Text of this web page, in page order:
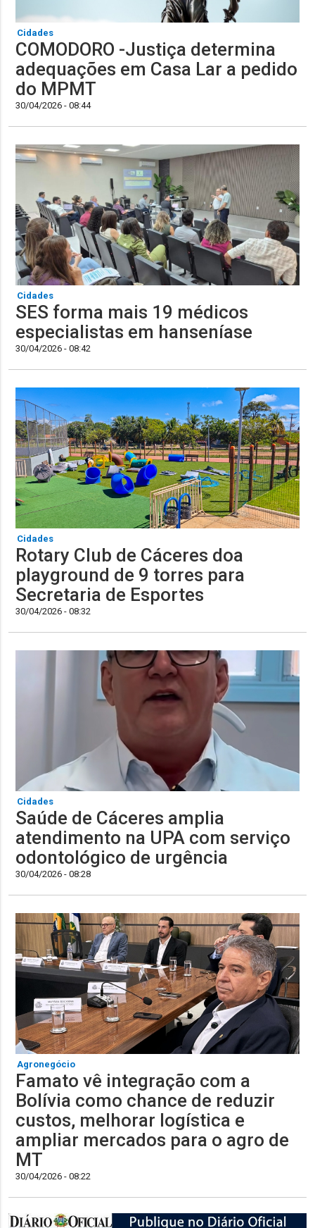
Cidades
COMODORO -Justiça determina
adequações em Casa Lar a pedido
do MPMT
30/04/2026 - 08:44
Cidades
SES forma mais 19 médicos
especialistas em hanseníase
30/04/2026 - 08:42
Cidades
Rotary Club de Cáceres doa
playground de 9 torres para
Secretaria de Esportes
30/04/2026 - 08:32
Cidades
Saúde de Cáceres amplia
atendimento na UPA com serviço
odontológico de urgência
30/04/2026 - 08:28
Agronegócio
Famato vê integração com a
Bolívia como chance de reduzir
custos, melhorar logística e
ampliar mercados para o agro de
MT
30/04/2026 - 08:22